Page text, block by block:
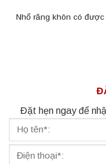
Nhổ răng khôn có
Đặt hẹn ngay để